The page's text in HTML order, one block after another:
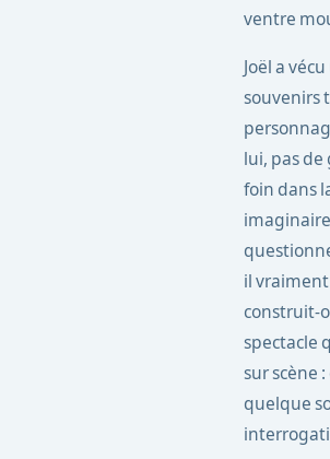
ventre
Joël a
souvenirs
lui, pas de
foin dans
il
construit-
spectacle
sur scène
quelque